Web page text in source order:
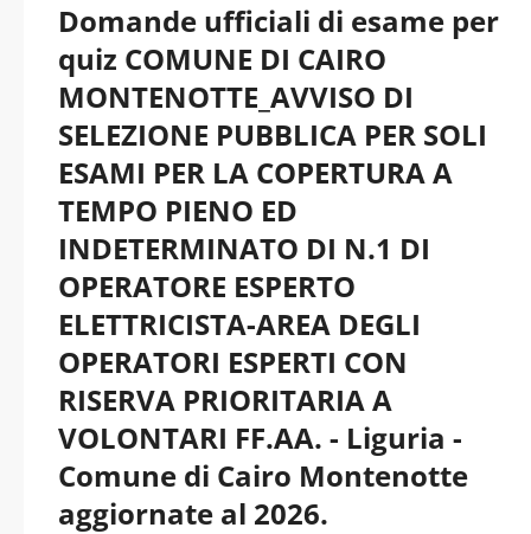
Domande ufficiali di esame per
quiz COMUNE DI CAIRO
MONTENOTTE_AVVISO DI
SELEZIONE PUBBLICA PER SOLI
ESAMI PER LA COPERTURA A
TEMPO PIENO ED
INDETERMINATO DI N.1 DI
OPERATORE ESPERTO
ELETTRICISTA-AREA DEGLI
OPERATORI ESPERTI CON
RISERVA PRIORITARIA A
VOLONTARI FF.AA. - Liguria -
Comune di Cairo Montenotte
aggiornate al 2026.